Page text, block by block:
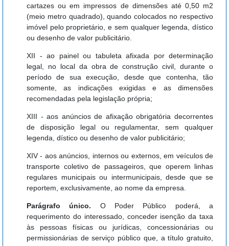
cartazes ou em impressos de dimensões até 0,50 m2
(meio metro quadrado), quando colocados no respectivo
imóvel pelo proprietário, e sem qualquer legenda, dístico
ou desenho de valor publicitário.
XII - ao painel ou tabuleta afixada por determinação
legal, no local da obra de construção civil, durante o
período de sua execução, desde que contenha, tão
somente, as indicações exigidas e as dimensões
recomendadas pela legislação própria;
XIII - aos anúncios de afixação obrigatória decorrentes
de disposição legal ou regulamentar, sem qualquer
legenda, dístico ou desenho de valor publicitário;
XIV - aos anúncios, internos ou externos, em veículos de
transporte coletivo de passageiros, que operem linhas
regulares municipais ou intermunicipais, desde que se
reportem, exclusivamente, ao nome da empresa.
Parágrafo único. O Poder Público poderá, a
requerimento do interessado, conceder isenção da taxa
às pessoas físicas ou jurídicas, concessionárias ou
permissionárias de serviço público que, a título gratuito,